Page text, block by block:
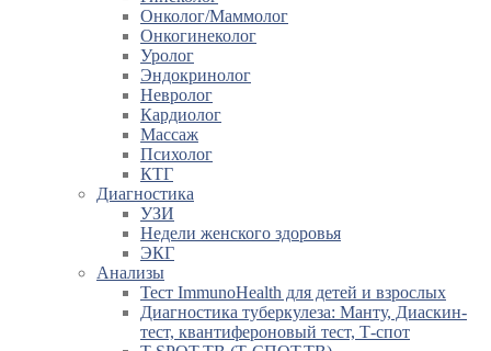
Онколог/Маммолог
Онкогинеколог
Уролог
Эндокринолог
Невролог
Кардиолог
Массаж
Психолог
КТГ
Диагностика
УЗИ
Недели женского здоровья
ЭКГ
Анализы
Тест ImmunoHealth для детей и взрослых
Диагностика туберкулеза: Манту, Диаскин-
тест, квантифероновый тест, Т-спот